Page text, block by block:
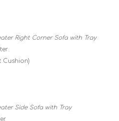
Right Corner Sofa with Tray
Cushion)
Side Sofa with Tray